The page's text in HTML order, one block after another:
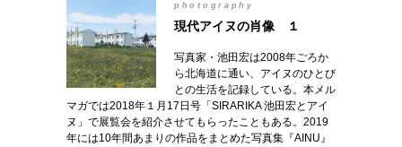
photography
現代アイヌの肖像 １
写真家・池田宏は2008年ごろか
ら北海道に通い、アイヌのひとび
との生活を記録している。本メル
マガでは2018年１月17日号「SIRARIKA 池田宏とアイ
ヌ」で展覧会を紹介させてもらったこともある。2019
年には10年間あまりの作品をまとめた写真集『AINU』